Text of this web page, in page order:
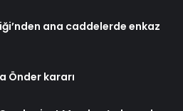
ana caddelerde enkaz
Önder kararı